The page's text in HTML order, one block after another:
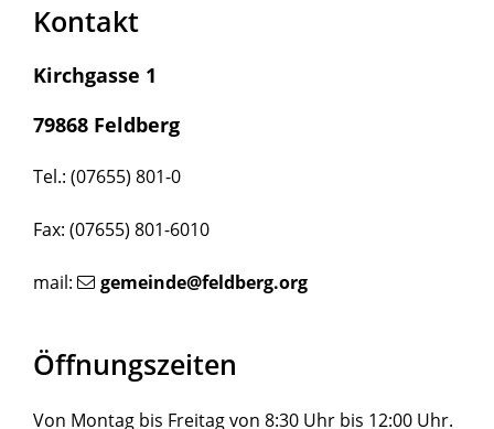
Kontakt
Kirchgasse 1
79868 Feldberg
Tel.: (07655) 801-0
Fax: (07655) 801-6010
mail: gemeinde@feldberg.org
Öffnungszeiten
Von Montag bis Freitag von 8:30 Uhr bis 12:00 Uhr.